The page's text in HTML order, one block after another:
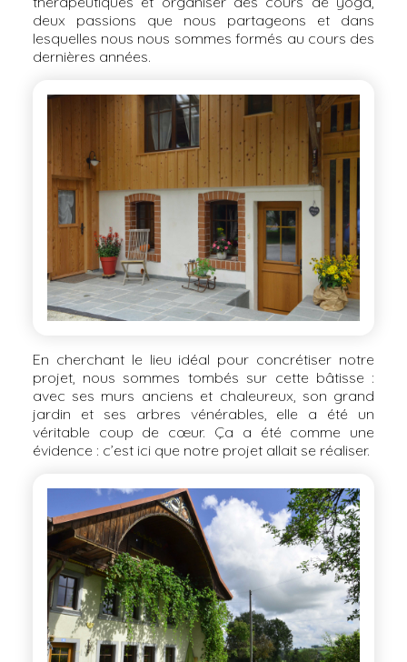
deux passions que nous partageons et dans
lesquelles nous nous sommes formés au cours des
dernières années.
En cherchant le lieu idéal pour concrétiser notre
projet, nous sommes tombés sur cette bâtisse :
avec ses murs anciens et chaleureux, son grand
jardin et ses arbres vénérables, elle a été un
véritable coup de cœur. Ça a été comme une
évidence : c’est ici que notre projet allait se réaliser.